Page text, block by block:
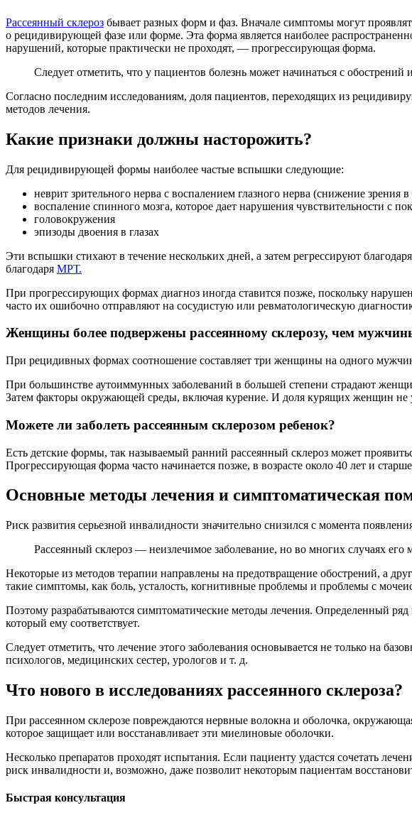
Рассеянный склероз бывает разных форм и фаз. Вначале симптомы могут
о рецидивирующей фазе или форме. Эта форма является наиболее
нарушений, которые практически не проходят, — прогрессирующая форма.
Следует отметить, что у пациентов болезнь может начинаться с
Согласно последним исследованиям, доля пациентов, переходящих из
методов лечения.
Какие признаки должны насторожить?
Для рецидивирующей формы наиболее частые вспышки следующие:
неврит зрительного нерва с воспалением глазного нерва (снижение зрения
воспаление спинного мозга, которое дает нарушения чувствительности с
головокружения
эпизоды двоения в глазах
Эти вспышки стихают в течение нескольких дней, а затем регрессируют
благодаря МРТ.
При прогрессирующих формах диагноз иногда ставится позже, поскольку
часто их ошибочно отправляют на сосудистую или ревматологическую
Женщины более подвержены рассеянному склерозу, чем
При рецидивных формах соотношение составляет три женщины на одного
При большинстве аутоиммунных заболеваний в большей степени страдают
Затем факторы окружающей среды, включая курение. И доля курящих женщин не
Можете ли заболеть рассеянным склерозом ребенок?
Есть детские формы, так называемый ранний рассеянный склероз может
Прогрессирующая форма часто начинается позже, в возрасте около 40 лет и
Основные методы лечения и симптоматическая
Риск развития серьезной инвалидности значительно снизился с момента
Рассеянный склероз — неизлечимое заболевание, но во многих случаях
Некоторые из методов терапии направлены на предотвращение обострений, а
такие симптомы, как боль, усталость, когнитивные проблемы и проблемы с
Поэтому разрабатываются симптоматические методы лечения. Определенный
который ему соответствует.
Следует отметить, что лечение этого заболевания основывается не только на
психологов, медицинских сестер, урологов и т. д.
Что нового в исследованиях рассеянного склероза?
При рассеянном склерозе повреждаются нервные волокна и оболочка,
которое защищает или восстанавливает эти миелиновые оболочки.
Несколько препаратов проходят испытания. Если пациенту удастся сочетать
риск инвалидности и, возможно, даже позволит некоторым пациентам
Быстрая консультация